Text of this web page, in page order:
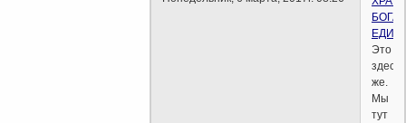
БОГА
Это
здесь
же.
Мы
тут